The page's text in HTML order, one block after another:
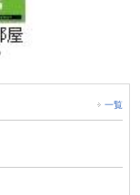
一覧